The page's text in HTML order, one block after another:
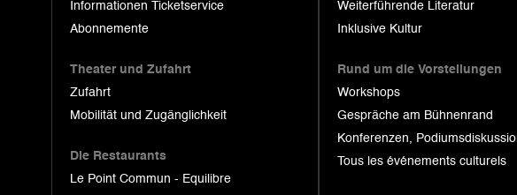
Informationen Ticketservice
Abonnemente
Theater und Zufahrt
Zufahrt
Mobilität und Zugänglichkeit
Die Restaurants
Le Point Commun - Equilibre
Weiterführende Literatur
Inklusive Kultur
Rund um die Vorstellungen
Workshops
Gespräche am Bühnenrand
Konferenzen,
Tous les événements culturels